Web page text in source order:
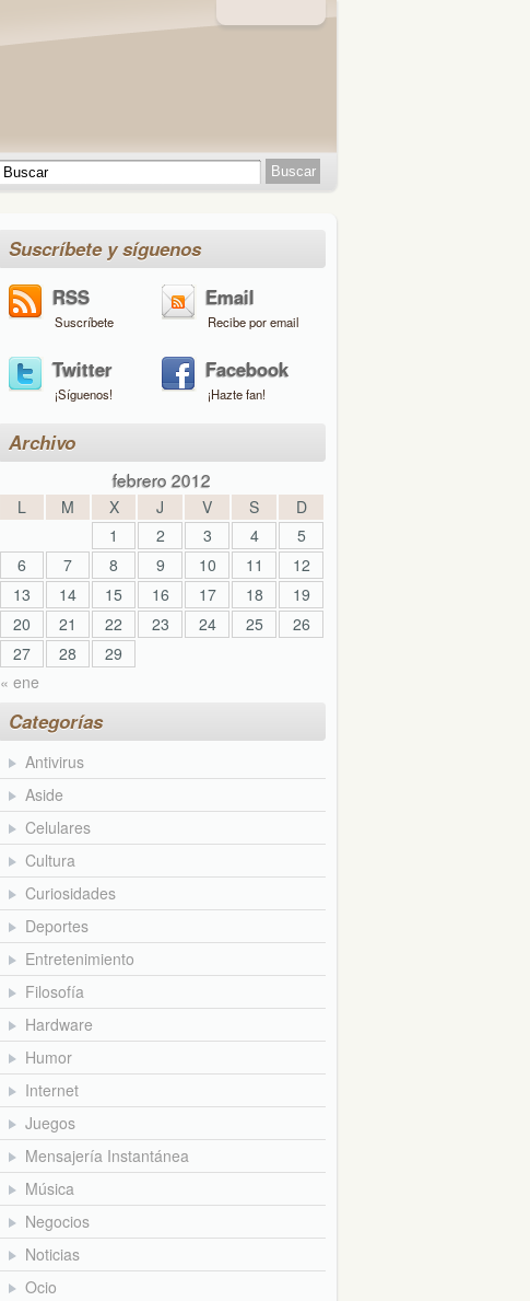
Suscríbete y síguenos
RSS
Suscríbete
Email
Recibe por email
Twitter
¡Síguenos!
Facebook
¡Hazte fan!
Archivo
febrero 2012
L M X J V S D
« ene
1 2 3 4
5
6
7 8 9 10 11
12
13
14 15 16 17 18
19
20
21 22 23 24 25
26
27
28 29
Categorías
Antivirus
Aside
Celulares
Cultura
Curiosidades
Deportes
Entretenimiento
Filosofía
Hardware
Humor
Internet
Juegos
Mensajería Instantánea
Música
Negocios
Noticias
Ocio